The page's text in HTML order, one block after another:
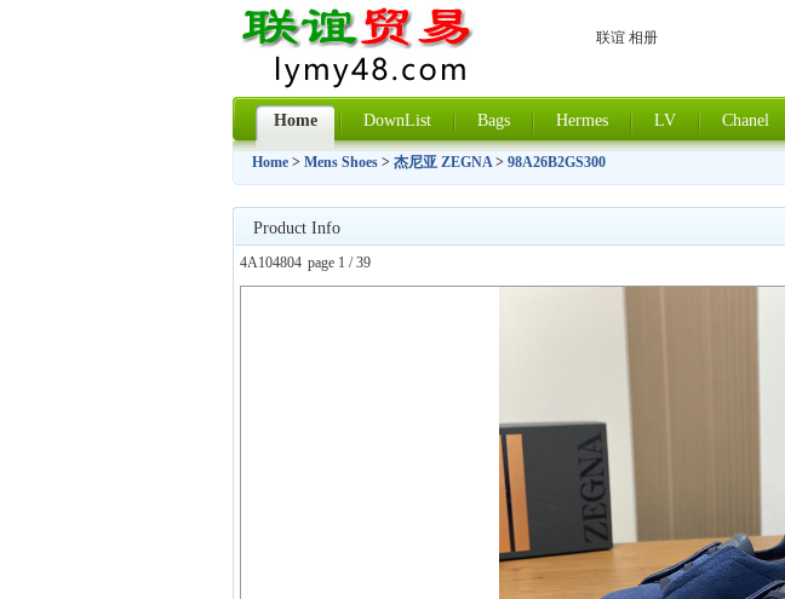
联谊 相册
Home DownList Bags Hermes LV Chanel
Home > Mens Shoes > 杰尼亚 ZEGNA> 98A26B2GS300
Product Info
4A104804 page 1 / 39